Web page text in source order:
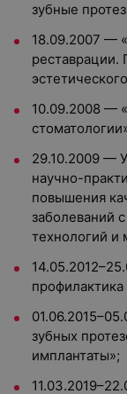
зубные
18.09.2007 —
реставрации.
10.09.2008 —
29.10.2009 —
научно-
повышения
заболеваний
технологий и
зубных
имплантаты»;